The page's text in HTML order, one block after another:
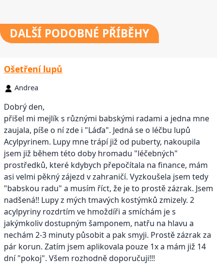
DALŠÍ PODOBNÉ PŘÍBĚHY
Ošetření lupů
Andrea
Dobrý den,
přišel mi mejlík s různými babskými radami a jedna mne
zaujala, píše o ní zde i "Láďa". Jedná se o léčbu lupů
Acylpyrinem. Lupy mne trápí již od puberty, nakoupila
jsem již během této doby hromadu "léčebných"
prostředků, které kdybych přepočítala na finance, mám
asi velmi pěkný zájezd v zahraničí. Vyzkoušela jsem tedy
"babskou radu" a musím říct, že je to prostě zázrak. Jsem
nadšená!! Lupy z mých tmavých kostýmků zmizely. 2
acylpyriny rozdrtím ve hmoždíři a smíchám je s
jakýmkoliv dostupným šamponem, natřu na hlavu a
nechám 2-3 minuty působit a pak smyji. Prostě zázrak za
pár korun. Zatím jsem aplikovala pouze 1x a mám již 14
dní "pokoj". Všem rozhodně doporučuji!!!